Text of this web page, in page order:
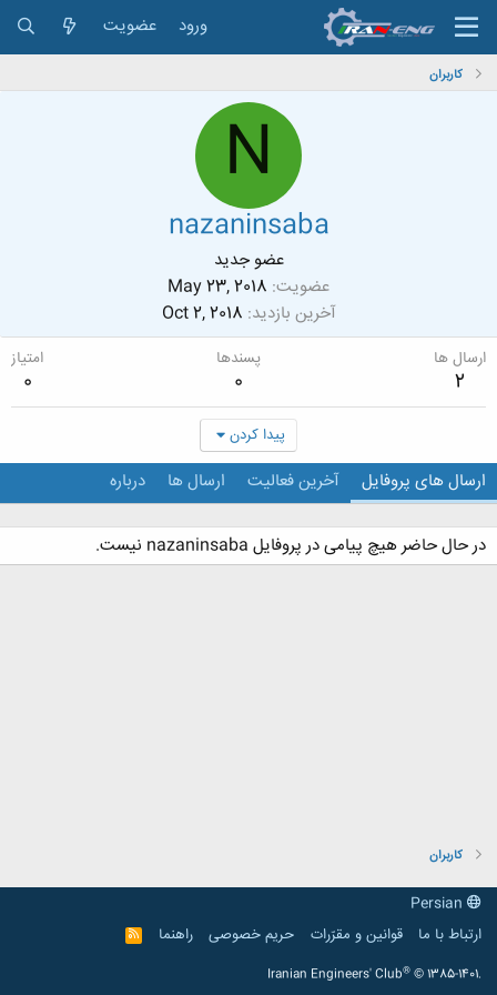
ورود عضویت
کاربران
N
nazaninsaba
عضو جدید
عضویت May 23, 2018
آخرین بازدید Oct 2, 2018
ارسال ها
2
پسندها
0
امتیاز
0
پیدا کردن
ارسال های پروفایل آخرین فعالیت ارسال ها درباره
در حال حاضر هیچ پیامی در پروفایل nazaninsaba نیست.
کاربران
ارتباط با ما
قوانین و مقرّرات حریم خصوصی راهنما
R
S
Iranian Engineers' Club® © 1385-1401.